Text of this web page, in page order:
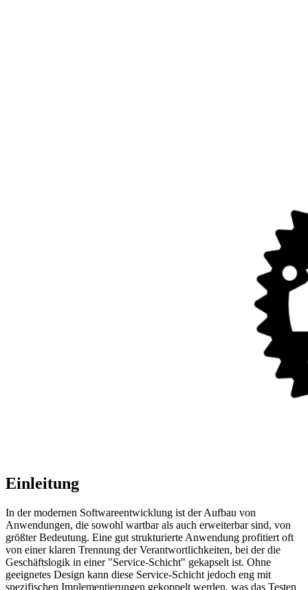
Einleitung
In der modernen Softwareentwicklung ist der Aufbau von
Anwendungen, die sowohl wartbar als auch erweiterbar sind, von
größter Bedeutung. Eine gut strukturierte Anwendung profitiert oft
von einer klaren Trennung der Verantwortlichkeiten, bei der die
Geschäftslogik in einer "Service-Schicht" gekapselt ist. Ohne
geeignetes Design kann diese Service-Schicht jedoch eng mit
spezifischen Implementierungen gekoppelt werden, was das Testen